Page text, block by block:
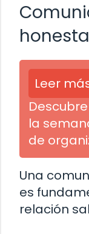
honesta
Leer
la
de
Una
es
relación